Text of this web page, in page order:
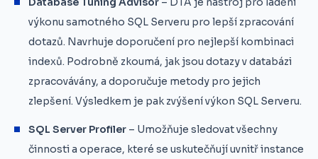
výkonu samotného SQL Serveru pro lepší zpracování
dotazů. Navrhuje doporučení pro nejlepší kombinaci
indexů. Podrobně zkoumá, jak jsou dotazy v databázi
zpracovávány, a doporučuje metody pro jejich
zlepšení. Výsledkem je pak zvýšení výkon SQL Serveru.
SQL Server Profiler – Umožňuje sledovat všechny
činnosti a operace, které se uskutečňují uvnitř instance